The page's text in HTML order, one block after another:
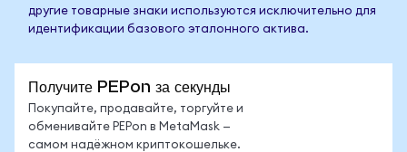
другие товарные знаки используются исключительно для
идентификации базового эталонного актива.
Получите PEPon за секунды
Покупайте, продавайте, торгуйте и
обменивайте PEPon в MetaMask —
самом надёжном криптокошельке.